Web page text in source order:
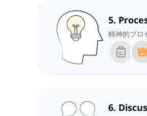
5.
精神的プロ
6.